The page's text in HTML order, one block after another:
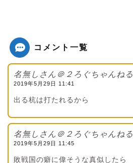
コメント一覧
名無しさん＠２ろぐちゃんねる
2019年5月29日 11:41
出る杭は打たれるから
名無しさん＠２ろぐちゃんねる
2019年5月29日 11:45
敗戦国の癖に偉そうな真似したら